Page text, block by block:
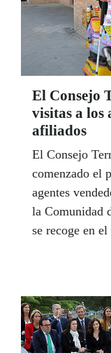
El Consejo
visitas a los
afiliados
El Consejo
comenzado el
agentes
la Comunidad
se recoge en